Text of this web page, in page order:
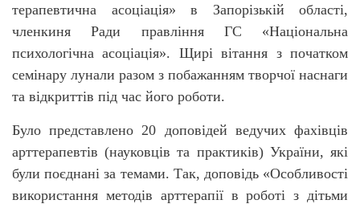
терапевтична асоціація» в Запорізькій області,
членкиня Ради правління ГС «Національна
психологічна асоціація». Щирі вітання з початком
семінару лунали разом з побажанням творчої наснаги
та відкриттів під час його роботи.
Було представлено 20 доповідей ведучих фахівців
арттерапевтів (науковців та практиків) України, які
були поєднані за темами. Так, доповідь «Особливості
використання методів арттерапії в роботі з дітьми